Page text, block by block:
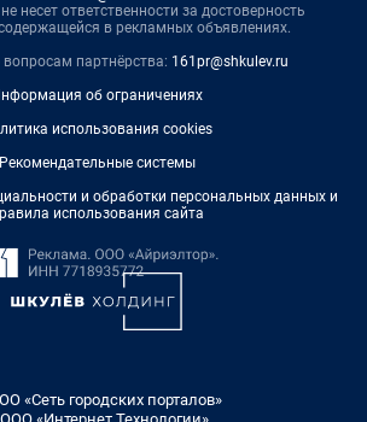
несет ответственности за достоверность
в рекламных объявлениях.
партнёрства: 161pr@shkulev.ru
об ограничениях
использования cookies
Рекомендательные системы
и обработки персональных данных и
использования сайта
«Сеть городских порталов»